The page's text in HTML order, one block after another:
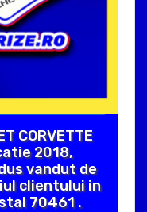
CORVETTE
2018,
vandut de
clientului in
70461 .